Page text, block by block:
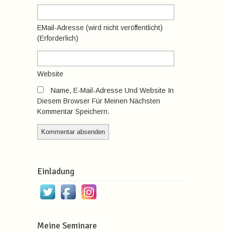
EMail-Adresse (wird nicht veröffentlicht)
(erforderlich)
Website
Name, E-Mail-Adresse Und Website In
Diesem Browser Für Meinen Nächsten
Kommentar Speichern.
Einladung
Meine Seminare